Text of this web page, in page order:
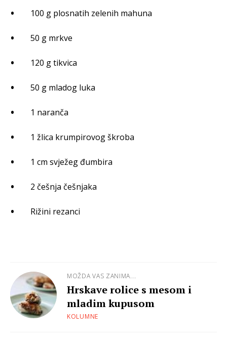
100 g plosnatih zelenih mahuna
50 g mrkve
120 g tikvica
50 g mladog luka
1 naranča
1 žlica krumpirovog škroba
1 cm svježeg đumbira
2 češnja češnjaka
Rižini rezanci
MOŽDA VAS ZANIMA...
Hrskave rolice s mesom i
mladim kupusom
KOLUMNE